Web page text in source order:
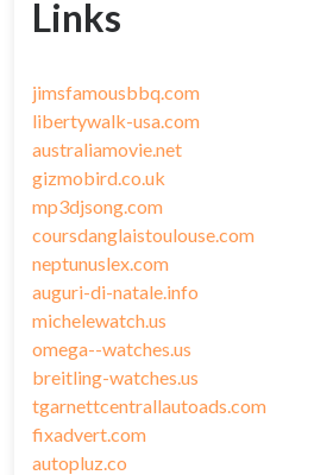
Links
jimsfamousbbq.com
libertywalk-usa.com
australiamovie.net
gizmobird.co.uk
mp3djsong.com
coursdanglaistoulouse.com
neptunuslex.com
auguri-di-natale.info
michelewatch.us
omega--watches.us
breitling-watches.us
tgarnettcentrallautoads.com
fixadvert.com
autopluz.co